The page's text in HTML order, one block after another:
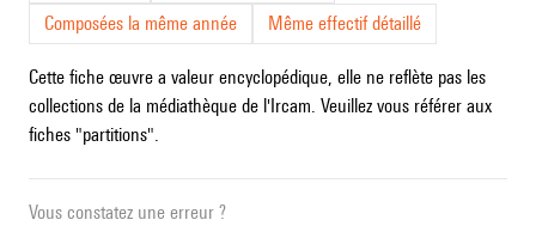
Composées la même année
Même effectif détaillé
Cette fiche œuvre a valeur encyclopédique, elle ne reflète pas les
collections de la médiathèque de l'Ircam. Veuillez vous référer aux
fiches "partitions".
Vous constatez une erreur ?